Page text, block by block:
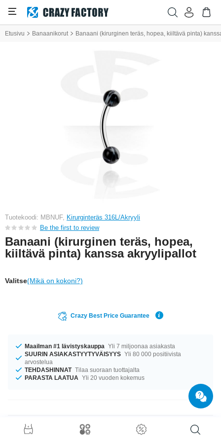
Etusivu Banaanikorut Banaani (kirurginen teräs, hopea, kiiltävä pinta)
Tuotekoodi: MBNUF, Kirurginteräs 316L/Akryyli
Be the first to review
Banaani (kirurginen teräs, hopea,
kiiltävä pinta) kanssa akryylipallot
Valitse(Mikä on kokoni?)
Crazy Best Price Guarantee
Maailman #1 lävistyskauppa Yli 7 miljoonaa asiakasta
SUURIN ASIAKASTYYTYVÄISYYS Yli 80 000 positiivista
arvostelua
TEHDASHINNAT Tilaa suoraan tuottajalta
PARASTA LAATUA Yli 20 vuoden kokemus
Tuotetiedot